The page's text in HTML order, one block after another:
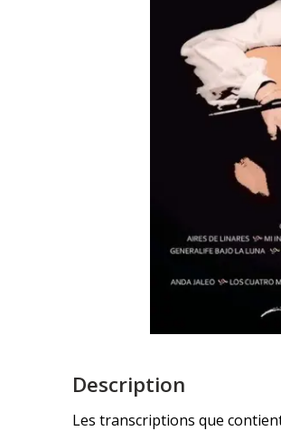
Description
Les transcriptions que